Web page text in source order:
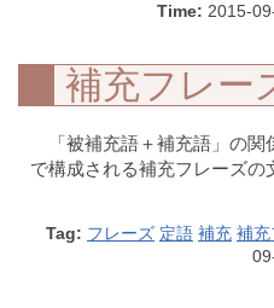
Time: 2015-
補充フレー
「被補充語＋補充語」の
で構成される補充フレーズの
Tag: フレーズ 定語 補充 補充